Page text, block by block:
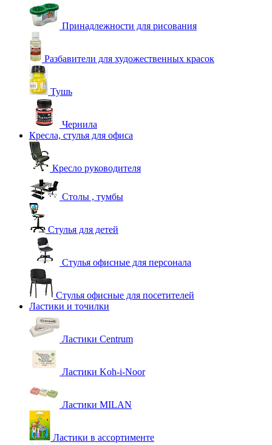
Принадлежности для рисования
Разбавители для художественных красок
Тушь
Чернила
Кресла, стулья для офиса
Кресло руководителя
Столы , тумбы
Стулья для детей
Стулья офисные для персонала
Стулья офисные для посетителей
Ластики и точилки
Ластики Centrum
Ластики Koh-i-Noor
Ластики MILAN
Ластики в ассортименте